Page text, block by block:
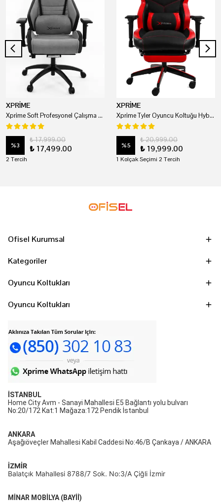
XPRİME
Xprime Soft Profesyonel Çalışma Ve Oyuncu Koltuğu
%3
₺ 17,999.00
₺ 17,499.00
2 Tercih
XPRİME
Xprime Tyler Oyuncu Koltuğu Hybrid Kumaş Kırmızı
%5
₺ 20,999.00
₺ 19,999.00
1 Kolçak Seçimi 2 Tercih
Ofisel Kurumsal
Kategoriler
Oyuncu Koltukları
Oyuncu Koltukları
İSTANBUL
Home City Avm - Sanayi Mahallesi E5 Bağlantı yolu bulvarı
No:20/172 Kat:1 Mağaza:172 Pendik İstanbul
ANKARA
Aşağıöveçler Mahallesi Kabil Caddesi No:46/B Çankaya / ANKARA
İZMİR
Balatçık Mahallesi 8788/7 Sok. No:3/A Çiğli İzmir
MİNAR MOBİLYA (BAYİİ)